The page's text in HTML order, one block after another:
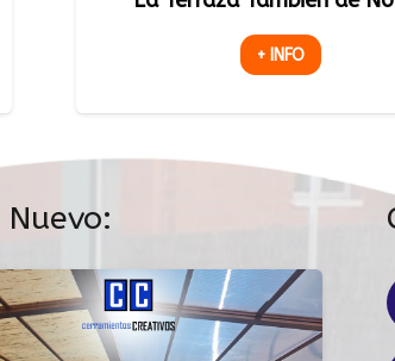
Nuevo: